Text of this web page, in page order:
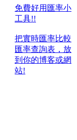
免費好用匯率小
工具!!
把實時匯率比較
匯率查詢表，放
到你的博客或網
站!